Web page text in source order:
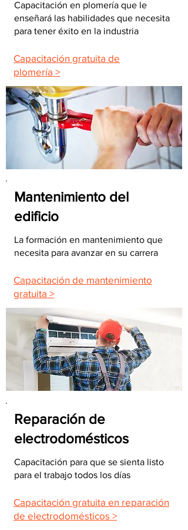
Capacitación en plomería que le
enseñará las habilidades que necesita
para tener éxito en la industria
Capacitación gratuita de
plomería >
Mantenimiento del
edificio
La formación en mantenimiento que
necesita para avanzar en su carrera
Capacitación de mantenimiento
gratuita >
Reparación de
electrodomésticos
Capacitación para que se sienta listo
para el trabajo todos los días
Capacitación gratuita en reparación
de electrodomésticos >